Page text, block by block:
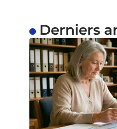
Derniers